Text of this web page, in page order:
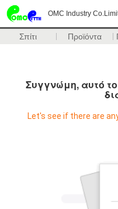
OMC Industry
Σπίτι Προϊόντα
Συγγνώμη, αυτό
Let's see if there are